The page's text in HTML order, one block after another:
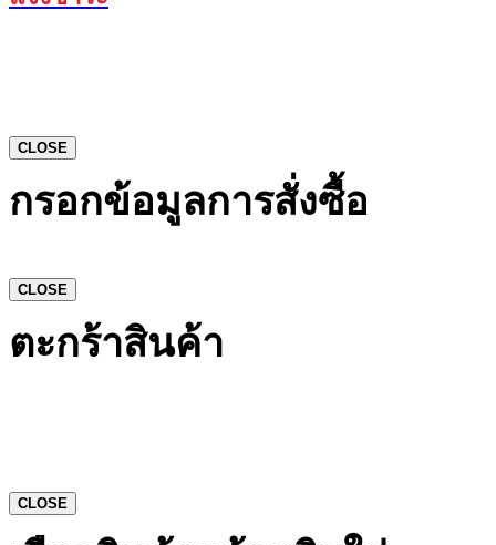
CLOSE
กรอกข้อมูลการสั่งซื้อ
CLOSE
ตะกร้าสินค้า
CLOSE